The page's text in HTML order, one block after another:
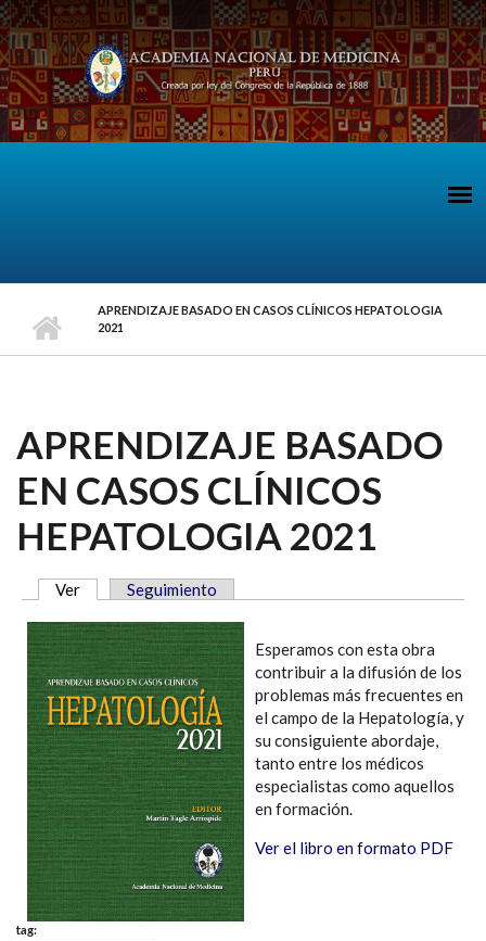
Pasar al contenido principal
APRENDIZAJE BASADO EN CASOS CLÍNICOS HEPATOLOGIA
2021
APRENDIZAJE BASADO
EN CASOS CLÍNICOS
HEPATOLOGIA 2021
SOLAPAS PRINCIPALES
Ver (solapa activa)
Seguimiento
Esperamos con esta obra
contribuir a la difusión de los
problemas más frecuentes en
el campo de la Hepatología, y
su consiguiente abordaje,
tanto entre los médicos
especialistas como aquellos
en formación.
Ver el libro en formato PDF
tag: